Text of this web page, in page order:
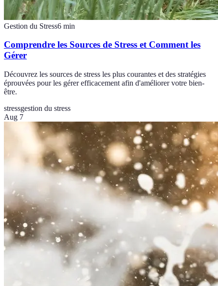
Gestion du Stress6 min
Comprendre les Sources de Stress et Comment les
Gérer
Découvrez les sources de stress les plus courantes et des stratégies
éprouvées pour les gérer efficacement afin d'améliorer votre bien-
être.
stressgestion du stress
Aug 7